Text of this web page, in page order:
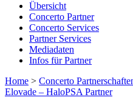
Übersicht
Concerto Partner
Concerto Services
Partner Services
Mediadaten
Infos für Partner
Home > Concerto
Elovade – HaloPSA Partner